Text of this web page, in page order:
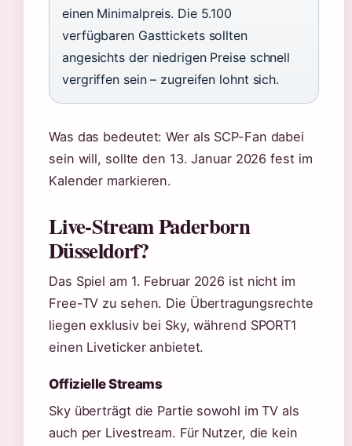
einen Minimalpreis. Die 5.100
verfügbaren Gasttickets sollten
angesichts der niedrigen Preise schnell
vergriffen sein – zugreifen lohnt sich.
Was das bedeutet: Wer als SCP-Fan dabei
sein will, sollte den 13. Januar 2026 fest im
Kalender markieren.
Live-Stream Paderborn
Düsseldorf?
Das Spiel am 1. Februar 2026 ist nicht im
Free-TV zu sehen. Die Übertragungsrechte
liegen exklusiv bei Sky, während SPORT1
einen Liveticker anbietet.
Offizielle Streams
Sky überträgt die Partie sowohl im TV als
auch per Livestream. Für Nutzer, die kein